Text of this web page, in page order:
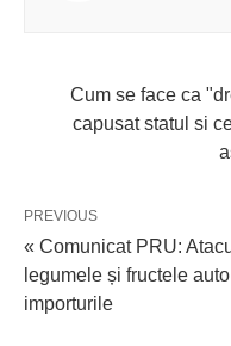
Cum se face ca
capusat statul si
PREVIOUS
« Comunicat PRU:
legumele și fructele
importurile